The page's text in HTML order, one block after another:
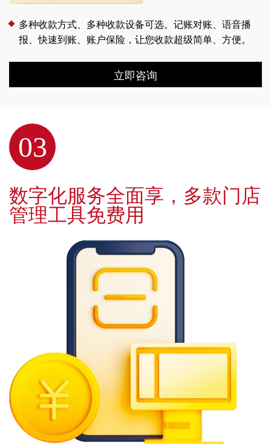
多种收款方式、多种收款设备可选。记账对账、语音播
报、快速到账、账户保险，让您收款超级简单、方便。
立即咨询
03
数字化服务全面享，多款门店
管理工具免费用